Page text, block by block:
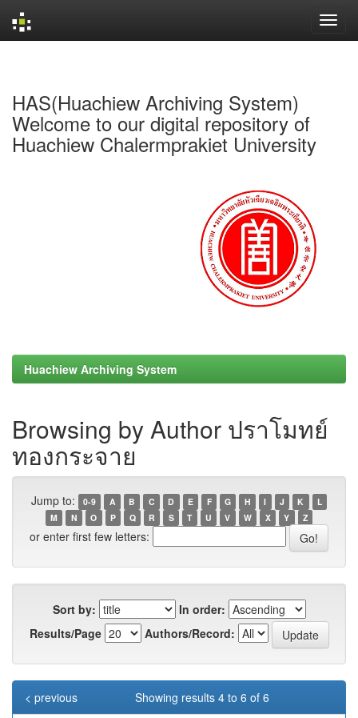
HAS(Huachiew Archiving System)
Welcome to our digital repository of
Huachiew Chalermprakiet University
Huachiew Archiving System
Browsing by Author ปราโมทย์
ทองกระจาย
Jump to: 0-9 A B C D E F G H I J K
L
M
N O P Q R S T U V W X Y Z
or enter first few letters:
Sort by:
In order:
Results/Page
Authors/Record:
Showing results 4 to 6 of 6
< previous